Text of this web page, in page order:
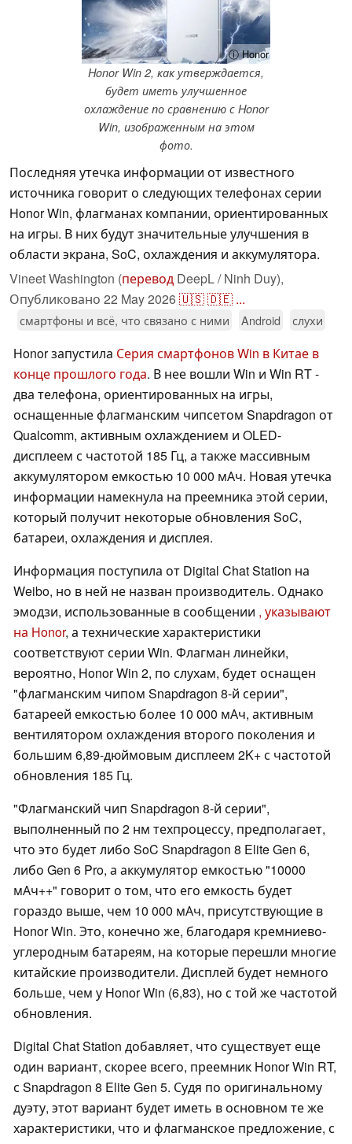
ⓘ Honor
Honor Win 2, как утверждается,
будет иметь улучшенное
охлаждение по сравнению с Honor
Win, изображенным на этом
фото.
Последняя утечка информации от известного
источника говорит о следующих телефонах серии
Honor Win, флагманах компании, ориентированных
на игры. В них будут значительные улучшения в
области экрана, SoC, охлаждения и аккумулятора.
Vineet Washington (перевод DeepL / Ninh Duy),
Опубликовано 22 May 2026🇺🇸🇩🇪 ...
смартфоны и всё, что связано с ними Android слухи
Honor запустила Серия смартфонов Win в Китае в
конце прошлого года. В нее вошли Win и Win RT -
два телефона, ориентированных на игры,
оснащенные флагманским чипсетом Snapdragon от
Qualcomm, активным охлаждением и OLED-
дисплеем с частотой 185 Гц, а также массивным
аккумулятором емкостью 10 000 мАч. Новая утечка
информации намекнула на преемника этой серии,
который получит некоторые обновления SoC,
батареи, охлаждения и дисплея.
Информация поступила от Digital Chat Station на
Weibo, но в ней не назван производитель. Однако
эмодзи, использованные в сообщении , указывают
на Honor, а технические характеристики
соответствуют серии Win. Флагман линейки,
вероятно, Honor Win 2, по слухам, будет оснащен
"флагманским чипом Snapdragon 8-й серии",
батареей емкостью более 10 000 мАч, активным
вентилятором охлаждения второго поколения и
большим 6,89-дюймовым дисплеем 2K+ с частотой
обновления 185 Гц.
"Флагманский чип Snapdragon 8-й серии",
выполненный по 2 нм техпроцессу, предполагает,
что это будет либо SoC Snapdragon 8 Elite Gen 6,
либо Gen 6 Pro, а аккумулятор емкостью "10000
мАч++" говорит о том, что его емкость будет
гораздо выше, чем 10 000 мАч, присутствующие в
Honor Win. Это, конечно же, благодаря кремниево-
углеродным батареям, на которые перешли многие
китайские производители. Дисплей будет немного
больше, чем у Honor Win (6,83), но с той же частотой
обновления.
Digital Chat Station добавляет, что существует еще
один вариант, скорее всего, преемник Honor Win RT,
с Snapdragon 8 Elite Gen 5. Судя по оригинальному
дуэту, этот вариант будет иметь в основном те же
характеристики, что и флагманское предложение, с